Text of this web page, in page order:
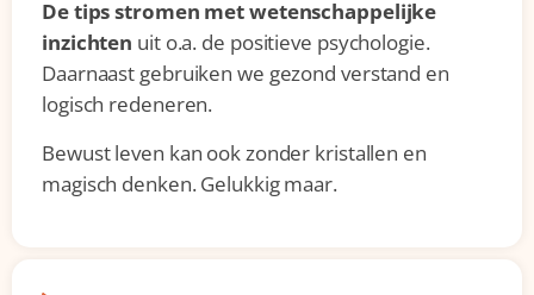
De tips stromen met wetenschappelijke
inzichten uit o.a. de positieve psychologie.
Daarnaast gebruiken we gezond verstand en
logisch redeneren.
Bewust leven kan ook zonder kristallen en
magisch denken. Gelukkig maar.